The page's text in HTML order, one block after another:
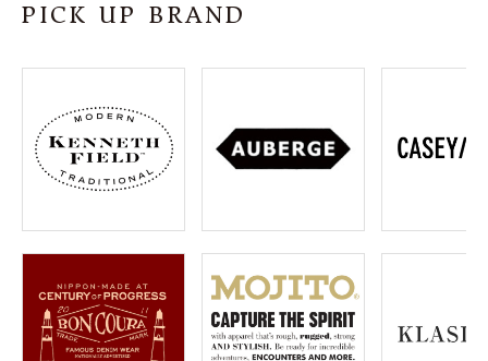
プライバシーポリシー
特定商取引法について
お問い合わせ
OFFICIAL WEB SITE
meeting_room ログイン 会員登録
PICK UP BRAND